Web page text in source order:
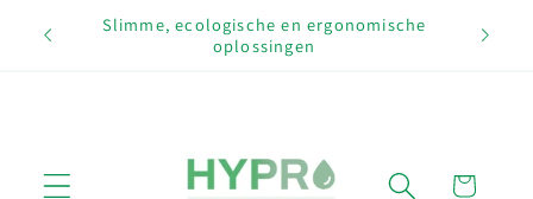
naar deSlimme, ecologische en ergonomische
oplossingen
Winkelwagen